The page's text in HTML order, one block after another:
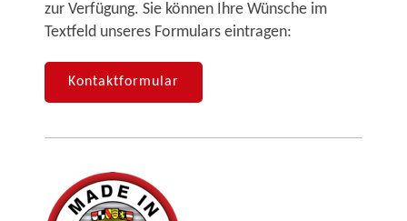
zur Verfügung. Sie können Ihre Wünsche im
Textfeld unseres Formulars eintragen:
Kontaktformular